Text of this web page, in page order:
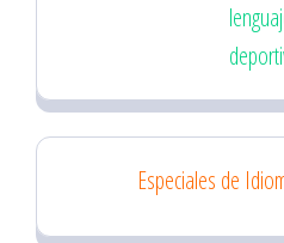
Especiales de